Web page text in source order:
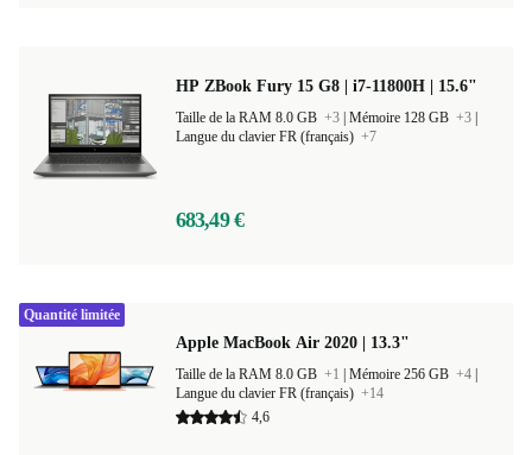
HP ZBook Fury 15 G8 | i7-11800H | 15.6"
Taille de la RAM 8.0 GB +3 Mémoire 128 GB +3
Langue du clavier FR (français) +7
683,49 €
Apple MacBook Air 2020 | 13.3"
Taille de la RAM 8.0 GB +1 Mémoire 256 GB +4
Langue du clavier FR (français) +14
4,6
Quantité limitée